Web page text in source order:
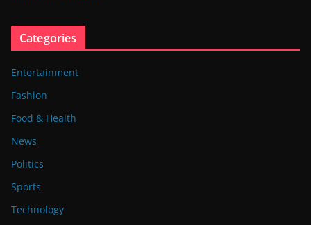
Categories
Entertainment
Fashion
Food & Health
News
Politics
Sports
Technology